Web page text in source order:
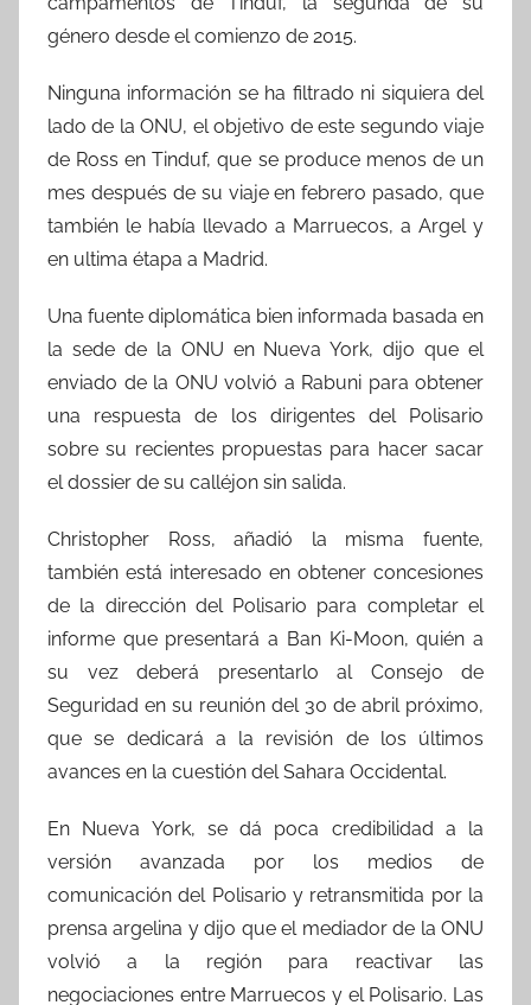
género desde el comienzo de 2015.
Ninguna información se ha filtrado ni siquiera del
lado de la ONU, el objetivo de este segundo viaje
de Ross en Tinduf, que se produce menos de un
mes después de su viaje en febrero pasado, que
también le había llevado a Marruecos, a Argel y
en ultima étapa a Madrid.
Una fuente diplomática bien informada basada en
la sede de la ONU en Nueva York, dijo que el
enviado de la ONU volvió a Rabuni para obtener
una respuesta de los dirigentes del Polisario
sobre su recientes propuestas para hacer sacar
el dossier de su calléjon sin salida.
Christopher Ross, añadió la misma fuente,
también está interesado en obtener concesiones
de la dirección del Polisario para completar el
informe que presentará a Ban Ki-Moon, quién a
su vez deberá presentarlo al Consejo de
Seguridad en su reunión del 30 de abril próximo,
que se dedicará a la revisión de los últimos
avances en la cuestión del Sahara Occidental.
En Nueva York, se dá poca credibilidad a la
versión avanzada por los medios de
comunicación del Polisario y retransmitida por la
prensa argelina y dijo que el mediador de la ONU
volvió a la región para reactivar las
negociaciones entre Marruecos y el Polisario. Las